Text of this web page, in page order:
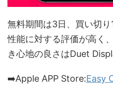
無料期間は3日、買い切
性能に対する評価が高く
き心地の良さはDuet
➡️Apple APP Store:Easy